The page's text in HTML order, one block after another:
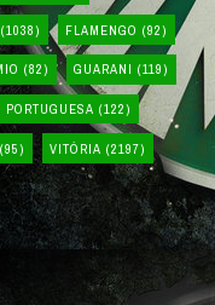
(1038) FLAMENGO (92)
(82) GUARANI (119)
PORTUGUESA (122)
(95) VITÓRIA (2197)